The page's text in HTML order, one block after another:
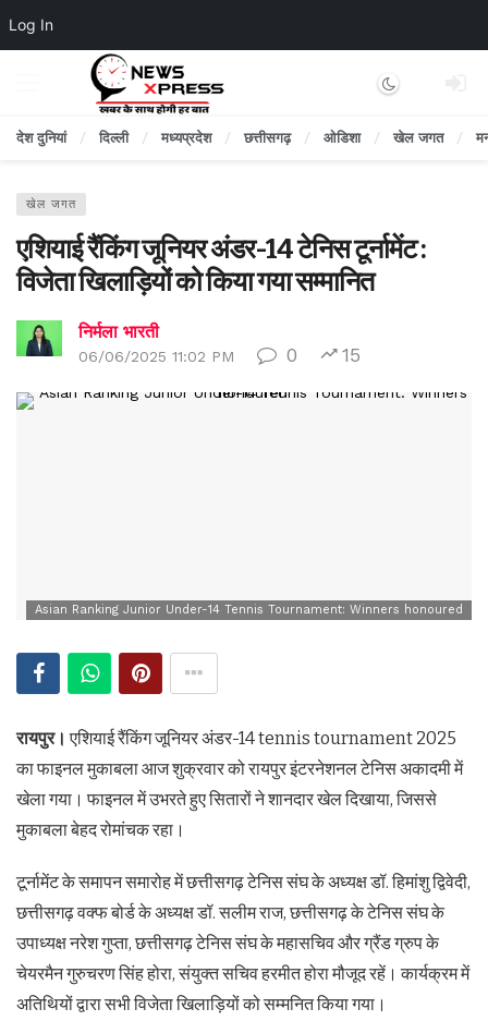
Log In
Dark mode
देश दुनियां दिल्ली मध्यप्रदेश छत्तीसगढ़ ओडिशा खेल जगत
खेल जगत
एशियाई रैंकिंग जूनियर अंडर-14 टेनिस टूर्नामेंट :
विजेता खिलाड़ियों को किया गया सम्मानित
निर्मला भारती
06/06/2025 11:02 PM 0 15
Asian Ranking Junior Under-14 Tennis Tournament: Winners honoured
रायपुर।एशियाई रैंकिंग जूनियर अंडर-14 tennis tournament 2025
का फाइनल मुकाबला आज शुक्रवार को रायपुर इंटरनेशनल टेनिस अकादमी में
खेला गया। फाइनल में उभरते हुए सितारों ने शानदार खेल दिखाया, जिससे
मुकाबला बेहद रोमांचक रहा।
टूर्नामेंट के समापन समारोह में छत्तीसगढ़ टेनिस संघ के अध्यक्ष डॉ. हिमांशु द्विवेदी,
छत्तीसगढ़ वक्फ बोर्ड के अध्यक्ष डॉ. सलीम राज, छत्तीसगढ़ के टेनिस संघ के
उपाध्यक्ष नरेश गुप्ता, छत्तीसगढ़ टेनिस संघ के महासचिव और ग्रैंड ग्रुप के
चेयरमैन गुरुचरण सिंह होरा, संयुक्त सचिव हरमीत होरा मौजूद रहें। कार्यक्रम में
अतिथियों द्वारा सभी विजेता खिलाड़ियों को सम्मनित किया गया।